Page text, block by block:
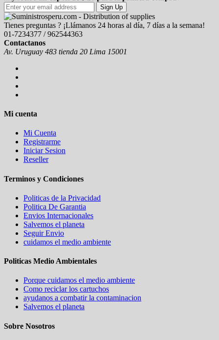
Sign Up
Tienes preguntas ? ¡Llámanos 24 horas al día, 7 días a la semana!
01-7234377 / 962544363
Contactanos
Av. Uruguay 483 tienda 20 Lima 15001
Mi cuenta
Mi Cuenta
Registrarme
Iniciar Sesion
Reseller
Terminos y Condiciones
Politicas de la Privacidad
Politica De Garantia
Envios Internacionales
Salvemos el planeta
Seguir Envio
cuidamos el medio ambiente
Politicas Medio Ambientales
Porque cuidamos el medio ambiente
Como reciclar los cartuchos
ayudanos a combatir la contaminacion
Salvemos el planeta
Sobre Nosotros